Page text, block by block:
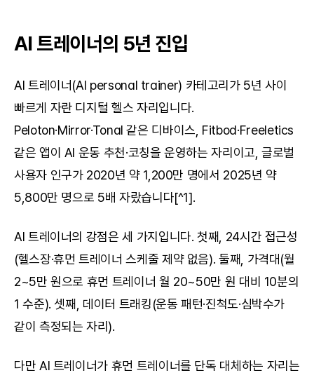
AI 트레이너의 5년 진입
AI 트레이너(AI personal trainer) 카테고리가 5년 사이
빠르게 자란 디지털 헬스 자리입니다.
Peloton·Mirror·Tonal 같은 디바이스, Fitbod·Freeletics
같은 앱이 AI 운동 추천·코칭을 운영하는 자리이고, 글로벌
사용자 인구가 2020년 약 1,200만 명에서 2025년 약
5,800만 명으로 5배 자랐습니다[^1].
AI 트레이너의 강점은 세 가지입니다. 첫째, 24시간 접근성
(헬스장·휴먼 트레이너 스케줄 제약 없음). 둘째, 가격대(월
2~5만 원으로 휴먼 트레이너 월 20~50만 원 대비 10분의
1 수준). 셋째, 데이터 트래킹(운동 패턴·진척도·심박수가
같이 측정되는 자리).
다만 AI 트레이너가 휴먼 트레이너를 단독 대체하는 자리는